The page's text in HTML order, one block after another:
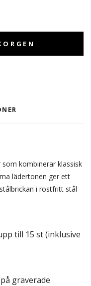
kombinerar klassisk
lädertonen ger ett
i rostfritt stål
till 15 st (inklusive
graverade